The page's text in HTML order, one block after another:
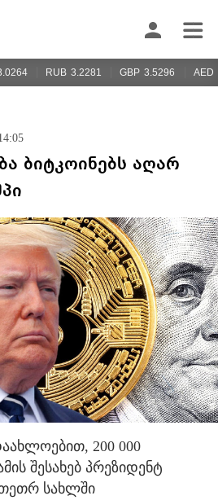
RUB 3.2281 GBP 3.5296 AED
ბიტკოინებს აღარ
200 000
შესახებ პრეზიდენტ
სახლში